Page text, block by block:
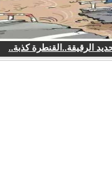
الرقيقة..القنطرة كذبة..